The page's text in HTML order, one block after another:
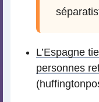
L’Espagne
personnes